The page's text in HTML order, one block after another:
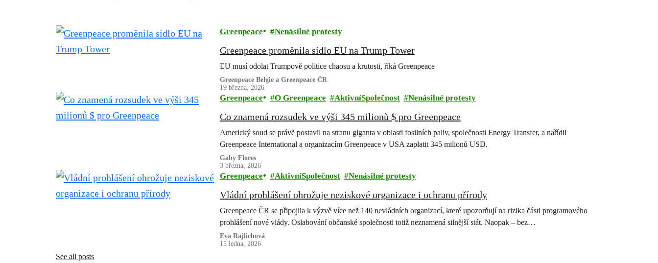
Greenpeace Nenásilné protesty
Greenpeace proměnila sídlo EU na Trump Tower
EU musí odolat Trumpově politice chaosu a krutosti, říká Greenpeace
Greenpeace Belgie a Greenpeace ČR
19 března, 2026
Greenpeace O Greenpeace AktivníSpolečnost Nenásilné protesty
Co znamená rozsudek ve výši 345 milionů $ pro Greenpeace
Americký soud se právě postavil na stranu giganta v oblasti fosilních paliv, společnosti Energy Transfer, a nařídil
Greenpeace International a organizacím Greenpeace v USA zaplatit 345 milionů USD.
Gaby Flores
3 března, 2026
Greenpeace AktivníSpolečnost Nenásilné protesty
Vládní prohlášení ohrožuje neziskové organizace i ochranu přírody
Greenpeace ČR se připojila k výzvě více než 140 nevládních organizací, které upozorňují na rizika části programového
prohlášení nové vlády. Oslabování občanské společnosti totiž neznamená silnější stát. Naopak – bez…
Eva Rajlichová
15 ledna, 2026
See all posts